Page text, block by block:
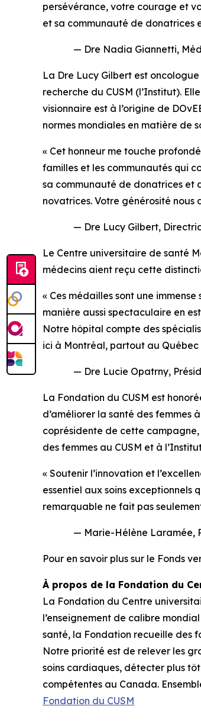
persévérance, votre courage et
et sa communauté de donatrices
— Dre Nadia Giannetti,
La Dre Lucy Gilbert est
recherche du CUSM (l’Institut).
visionnaire est à l’origine de
normes mondiales en matière de
« Cet honneur me touche
familles et les communautés qui
sa communauté de donatrices et
novatrices. Votre générosité nous
— Dre Lucy Gilbert, Directrice,
Le Centre universitaire de santé
médecins aient reçu cette
« Ces médailles sont une
manière aussi spectaculaire en
Notre hôpital compte des
ici à Montréal, partout au Québec
— Dre Lucie Opatrny,
La Fondation du CUSM est
d’améliorer la santé des femmes
coprésidente de cette campagne,
des femmes au CUSM et à
« Soutenir l’innovation et
essentiel aux soins exceptionnels
remarquable ne fait pas
— Marie-Hélène Laramée,
Pour en savoir plus sur le Fonds
À propos de la Fondation du
La Fondation du Centre
l’enseignement de calibre
santé, la Fondation recueille des
Notre priorité est de relever les
soins cardiaques, détecter plus
compétentes au Canada.
Fondation du CUSM